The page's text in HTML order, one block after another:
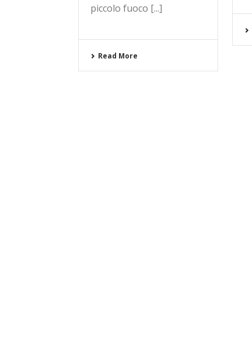
piccolo fuoco [...]
Read More